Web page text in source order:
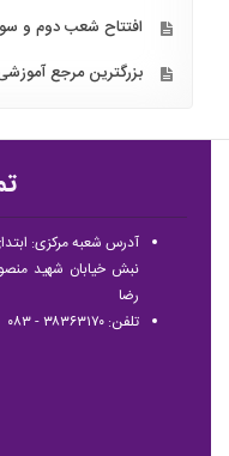
افتتاح شعب دوم و
بزرگترین مرجع
آدرس شعبه مرکزی:
رضا
تلفن: ۳۸۳۶۳۱۷۰ - ۰۸۳